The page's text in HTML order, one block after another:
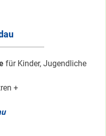
für Kinder, Jugendliche
+